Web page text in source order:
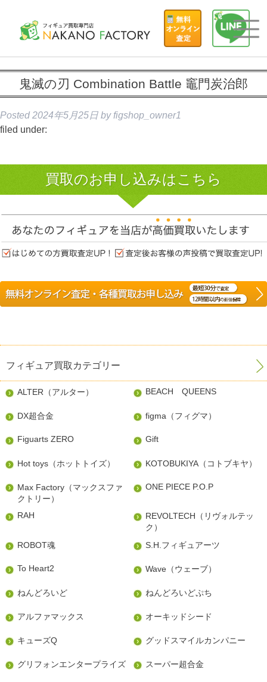
鬼滅の刃 Combination Battle 竈門炭治郎
Posted 2024年5月25日 by figshop_owner1
filed under:
買取のお申し込みはこちら
フィギュア買取カテゴリー
ALTER（アルター） BEACH QUEENS
DX超合金 figma（フィグマ）
Figuarts ZERO Gift
Hot toys（ホットトイズ） KOTOBUKIYA（コトブキヤ）
Max Factory（マックスファ
クトリー）
ONE PIECE P.O.P
RAH
REVOLTECH（リヴォルテッ
ク）
ROBOT魂
S.H.フィギュアーツ
To Heart2 Wave（ウェーブ）
ねんどろいど ねんどろいどぷち
アルファマックス オーキッドシード
キューズQ グッドスマイルカンパニー
グリフォンエンタープライズ スーパー超合金